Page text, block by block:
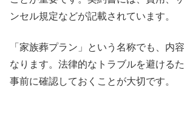
ンセル規定などが記載されています。
「家族葬プラン」という名称でも、内
なります。法律的なトラブルを避ける
事前に確認しておくことが大切です。